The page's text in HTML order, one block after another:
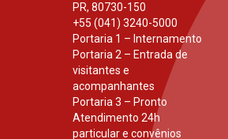
PR, 80730-150
+55 (041) 3240-5000
Portaria 1 – Internamento
Portaria 2 – Entrada de
visitantes e
acompanhantes
Portaria 3 – Pronto
Atendimento 24h
particular e convênios